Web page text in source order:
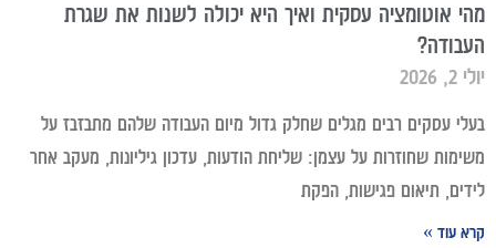
מהי אוטומציה עסקית ואיך היא יכולה לשנות את שגרת
העבודה?
יולי 2, 2026
בעלי עסקים רבים מגלים שחלק גדול מיום העבודה שלהם מתבזבז על
משימות שחוזרות על עצמן: שליחת הודעות, עדכון גיליונות, מעקב אחר
לידים, תיאום פגישות, הפקת
קרא עוד »